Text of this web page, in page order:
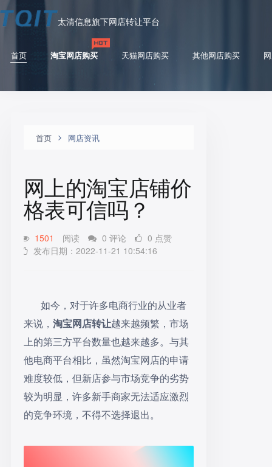
太清信息旗下网店转让平台
首页 淘宝网店购买 天猫网店购买 其他网店购买
首页 网店资讯
网上的淘宝店铺价
格表可信吗？
1501 阅读 0 评论
0 点赞
发布日期：2022-11-21 10:54:16
如今，对于许多电商行业的从业者
来说， 淘宝网店转让越来越频繁，市场
上的第三方平台数量也越来越多。与其
他电商平台相比，虽然淘宝网店的申请
难度较低，但新店参与市场竞争的劣势
较为明显，许多新手商家无法适应激烈
的竞争环境，不得不选择退出。